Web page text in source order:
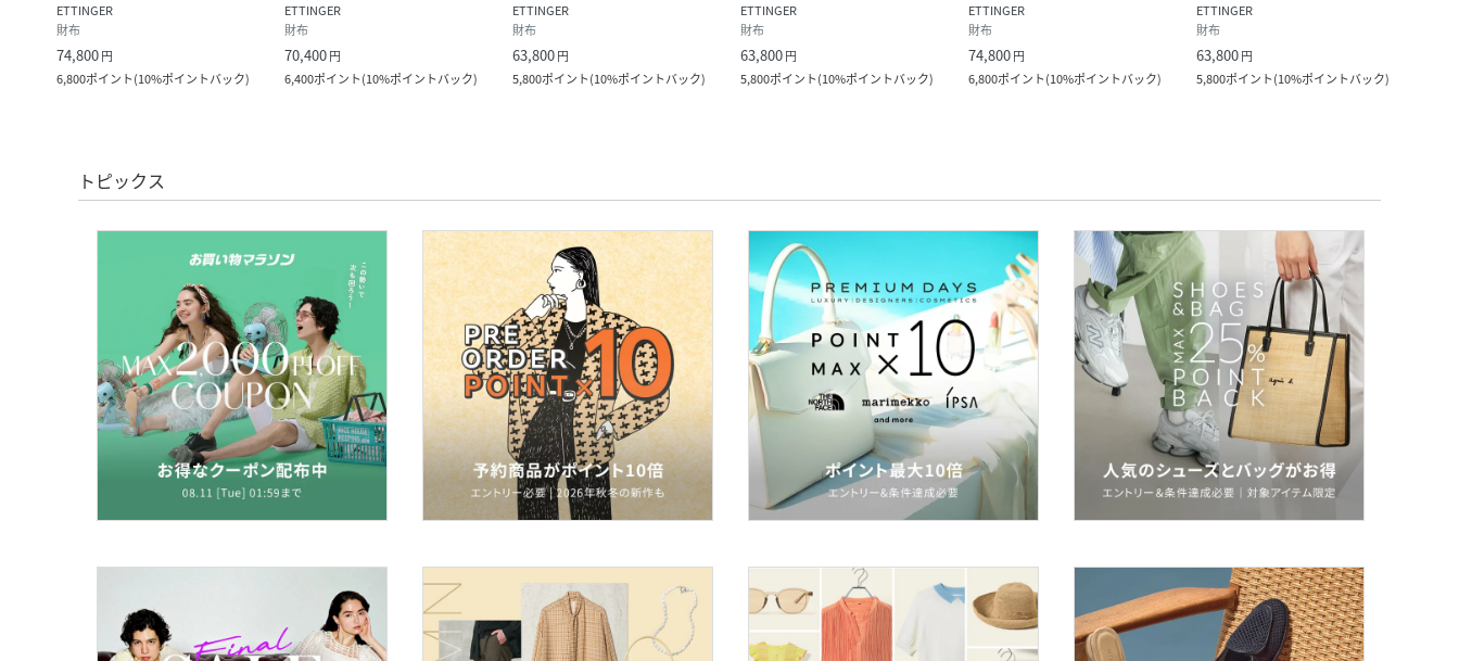
ETTINGER
財布
74,800円
6,800ポイント(10%ポイントバック)
ETTINGER
財布
70,400円
6,400ポイント(10%ポイントバック)
ETTINGER
財布
63,800円
5,800ポイント(10%ポイントバック)
ETTINGER
財布
63,800円
5,800ポイント(10%ポイントバック)
ETTINGER
財布
74,800円
6,800ポイント(10%ポイントバック)
ETTINGER
財布
63,800円
5,800ポイント(10%ポイントバック)
トピックス